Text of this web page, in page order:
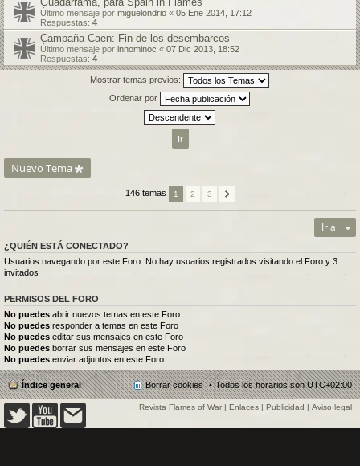
Último mensaje por miguelondrio « 05 Ene 2014, 17:12
Respuestas: 4
Campaña Caen: Fin de los desembarcos
Último mensaje por innominoc « 07 Dic 2013, 18:52
Respuestas: 4
Mostrar temas previos:
Ordenar por
Nuevo Tema
146 temas 1 2 3
Ir a
¿QUIÉN ESTÁ CONECTADO?
Usuarios navegando por este Foro: No hay usuarios registrados visitando el Foro y 3
invitados
PERMISOS DEL FORO
No puedes abrir nuevos temas en este Foro
No puedes responder a temas en este Foro
No puedes editar sus mensajes en este Foro
No puedes borrar sus mensajes en este Foro
No puedes enviar adjuntos en este Foro
Índice general Todos los horarios sonUTC+02:00
Borrar cookies
Revista Flames of War | Enlaces | Publicidad | Aviso legal